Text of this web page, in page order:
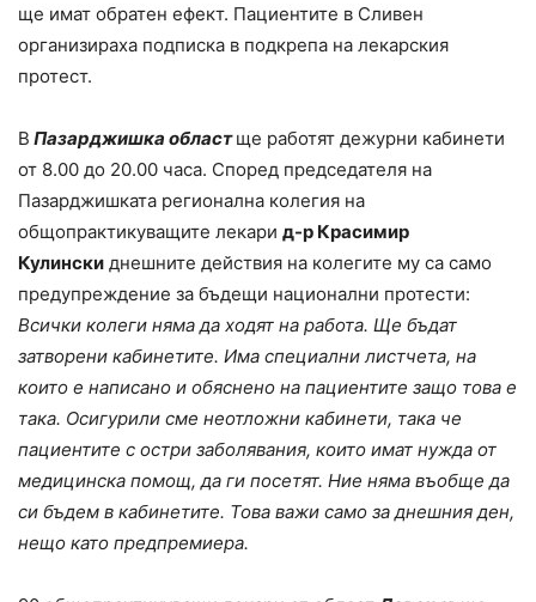
ще имат обратен ефект. Пациентите в Сливен
организираха подписка в подкрепа на лекарския
протест.
В Пазарджишка областще работят дежурни кабинети
от 8.00 до 20.00 часа. Според председателя на
Пазарджишката регионална колегия на
общопрактикуващите лекари д-р Красимир
Кулински днешните действия на колегите му са само
предупреждение за бъдещи национални протести:
Всички колеги няма да ходят на работа. Ще бъдат
затворени кабинетите. Има специални листчета, на
които е написано и обяснено на пациентите защо това е
така. Осигурили сме неотложни кабинети, така че
пациентите с остри заболявания, които имат нужда от
медицинска помощ, да ги посетят. Ние няма въобще да
си бъдем в кабинетите. Това важи само за днешния ден,
нещо като предпремиера.